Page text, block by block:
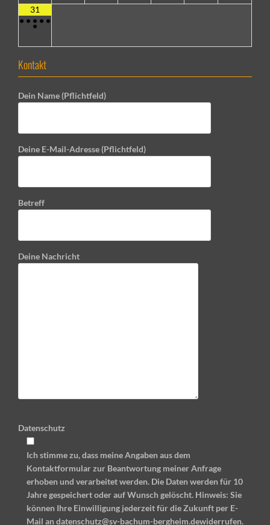
31
• • • • •
•
Kontakt
Dein Name (Pflichtfeld)
Deine E-Mail-Adresse (Pflichtfeld)
Betreff
Deine Nachricht
Datenschutz
Ich stimme zu, dass meine Angaben aus dem
Kontaktformular zur Beantwortung meiner Anfrage
erhoben und verarbeitet werden. Die Daten werden für 10
Jahre gespeichert oder auf Wunsch gelöscht. Hinweis: Sie
können Ihre Einwilligung jederzeit für die Zukunft per E-
Mail an datenschutz@sv-bachum-bergheim.dewiderrufen.